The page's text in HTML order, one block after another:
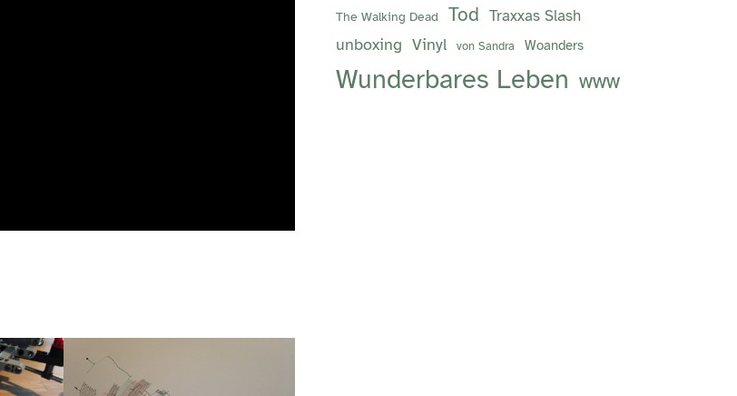
The Walking Dead Tod Traxxas Slash
unboxing Vinyl von Sandra Woanders
Wunderbares Leben www